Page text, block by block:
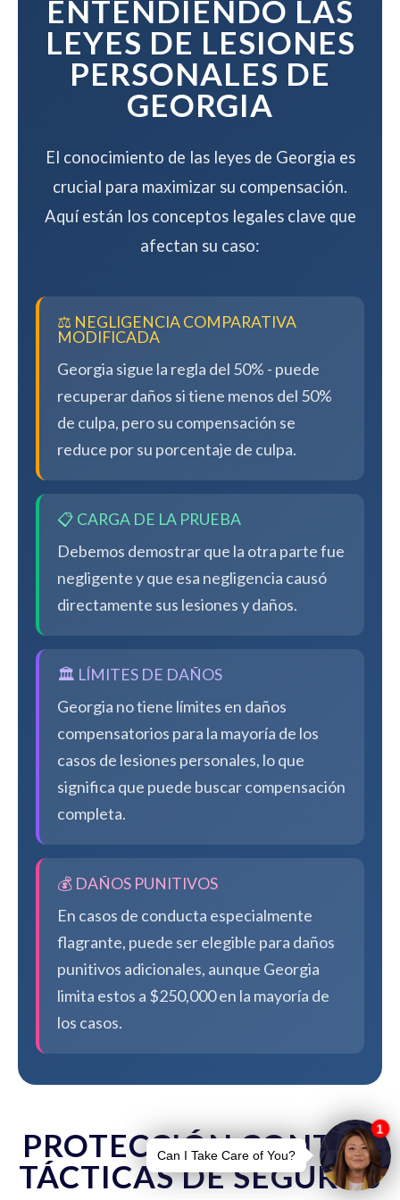
ENTENDIENDO LAS
LEYES DE LESIONES
PERSONALES DE
GEORGIA
El conocimiento de las leyes de Georgia es
crucial para maximizar su compensación.
Aquí están los conceptos legales clave que
afectan su caso:
⚖️ NEGLIGENCIA COMPARATIVA
MODIFICADA
Georgia sigue la regla del 50% - puede
recuperar daños si tiene menos del 50%
de culpa, pero su compensación se
reduce por su porcentaje de culpa.
📋 CARGA DE LA PRUEBA
Debemos demostrar que la otra parte fue
negligente y que esa negligencia causó
directamente sus lesiones y daños.
🏛️ LÍMITES DE DAÑOS
Georgia no tiene límites en daños
compensatorios para la mayoría de los
casos de lesiones personales, lo que
significa que puede buscar compensación
completa.
💰 DAÑOS PUNITIVOS
En casos de conducta especialmente
flagrante, puede ser elegible para daños
punitivos adicionales, aunque Georgia
limita estos a $250,000 en la mayoría de
los casos.
PROTECCIÓN CONTRA
TÁCTICAS DE SEGUROS